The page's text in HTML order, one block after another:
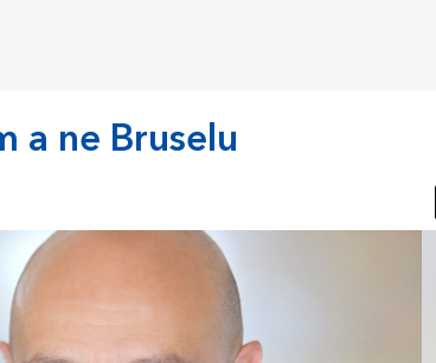
a ne Bruselu